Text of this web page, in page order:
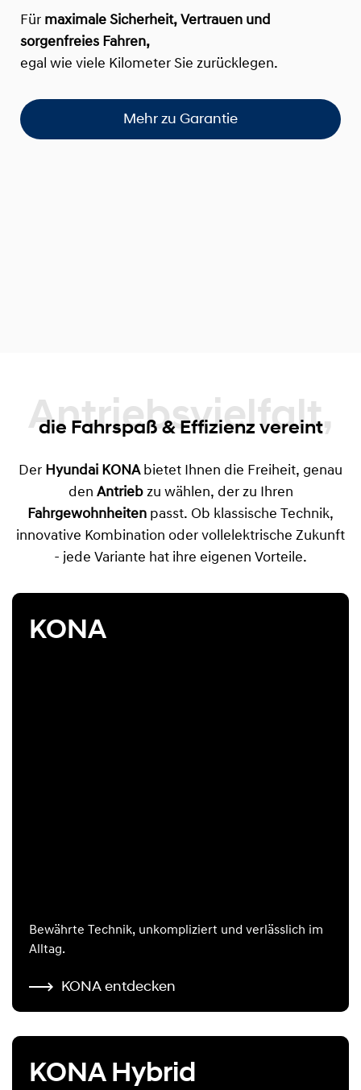
Für maximale Sicherheit, Vertrauen und
sorgenfreies Fahren,
egal wie viele Kilometer Sie zurücklegen.
Mehr zu Garantie
Antriebsvielfalt,
die Fahrspaß & Effizienz vereint
Der Hyundai KONAbietet Ihnen die Freiheit, genau
den Antriebzu wählen, der zu Ihren
Fahrgewohnheiten passt. Ob klassische Technik,
innovative Kombination oder vollelektrische Zukunft
- jede Variante hat ihre eigenen Vorteile.
KONA
Bewährte Technik, unkompliziert und verlässlich im
Alltag.
KONA entdecken
KONA Hybrid